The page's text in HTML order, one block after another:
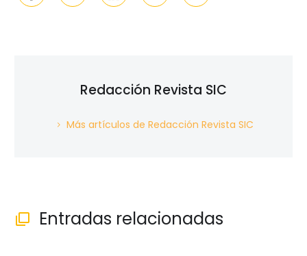
Redacción Revista SIC
Más artículos de Redacción Revista SIC
 Entradas relacionadas